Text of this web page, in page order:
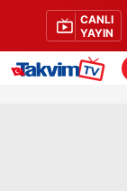
CANLI
YAYIN